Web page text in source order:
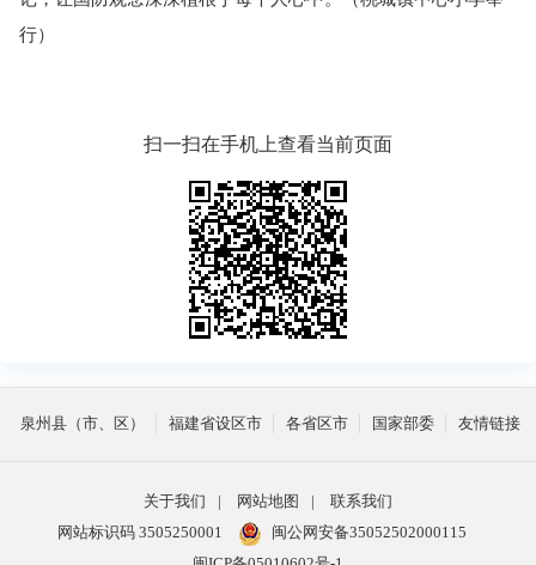
行）
扫一扫在手机上查看当前页面
泉州县（市、区） 福建省设区市 各省区市 国家部委 友情链接
关于我们 | 网站地图 |
联系我们
网站标识码 3505250001
闽公网安备35052502000115